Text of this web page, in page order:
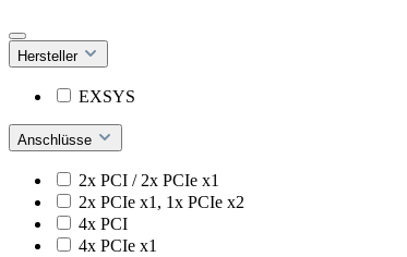
Hersteller
EXSYS
Anschlüsse
2x PCI / 2x PCIe x1
2x PCIe x1, 1x PCIe x2
4x PCI
4x PCIe x1